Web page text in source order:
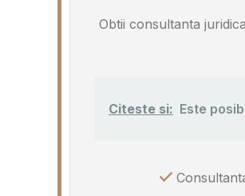
Obtii consultanta
Citeste si: Este